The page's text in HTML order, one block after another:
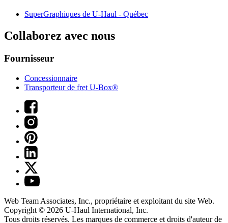
SuperGraphiques de U-Haul - Québec
Collaborez avec nous
Fournisseur
Concessionnaire
Transporteur de fret U-Box®
Web Team Associates, Inc., propriétaire et exploitant du site Web.
Copyright © 2026 U-Haul International, Inc.
Tous droits réservés. Les marques de commerce et droits d'auteur de